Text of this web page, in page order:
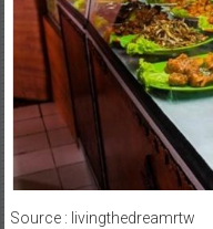
Source : livingthedreamrtw